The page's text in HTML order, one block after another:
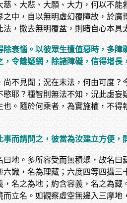
、大悲、大願、大力，何以不能
中，自以無明虛幻覆障故，於廣
，撤去無明覆盆，則睹自心本具
衰惱。以彼眾生遭值惡時，多障
令離疑網，除諸障礙，信得增長
不見聞；況在末法，何由可度？
耶？種智則無法不知，況此虛妄
。隨於何乘者，為實施權，不得
而請問之，彼當為汝建立方便，
地。多所容受而無積聚，故名曰
識，名為理藏；六度四等四攝三
名之為地；約含容義，名之為藏
立名。如觀察虛空無邊入三摩地